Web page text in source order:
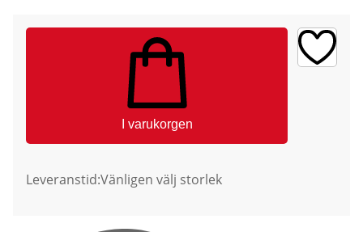
I varukorgen
Leveranstid:Vänligen välj storlek